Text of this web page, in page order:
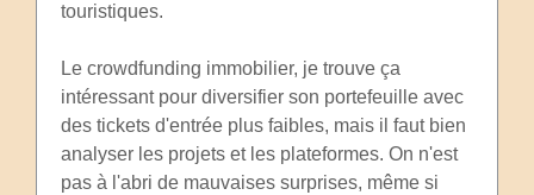
touristiques.
Le crowdfunding immobilier, je trouve ça
intéressant pour diversifier son portefeuille avec
des tickets d'entrée plus faibles, mais il faut bien
analyser les projets et les plateformes. On n'est
pas à l'abri de mauvaises surprises, même si